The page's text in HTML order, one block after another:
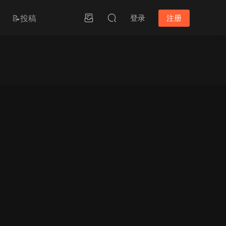
📝投稿 登录 注册